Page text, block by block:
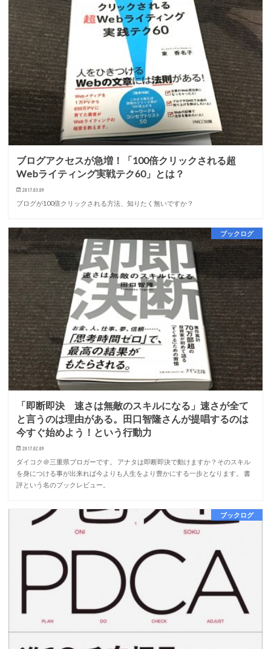
ブログアクセスが急増！「100倍クリックされる超
Webライティング実戦テク60」とは？
2017.03.09
ブログが100倍クリックされる方法、知りたく無いですか？
ブックログ
「即断即決 速さは無敵のスキルになる」速さが全て
と言うのは理由がある。田口智隆さんが提唱するのは
今すぐ始めよう！という行動力
2017.02.09
ダイコク＠三重県ブロガーです。 アナタは即断即決で動けますか？そのスキル
を身につける事が出来れば今よりも人生をより豊かにする一歩となります。 書
評という名のブックレビュー。
ブックログ